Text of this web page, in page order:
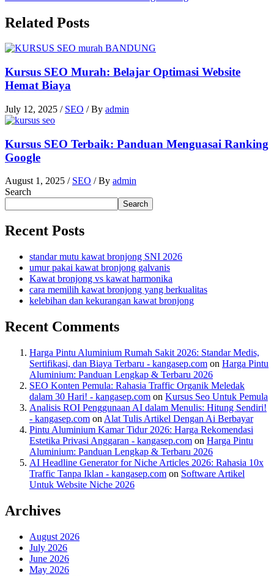
Related Posts
Kursus SEO Murah: Belajar Optimasi Website
Hemat Biaya
July 12, 2025 / SEO / By admin
Kursus SEO Terbaik: Panduan Menguasai Ranking
Google
August 1, 2025 / SEO / By admin
Search
Search
Recent Posts
standar mutu kawat bronjong SNI 2026
umur pakai kawat bronjong galvanis
Kawat bronjong vs kawat harmonika
cara memilih kawat bronjong yang berkualitas
kelebihan dan kekurangan kawat bronjong
Recent Comments
Harga Pintu Aluminium Rumah Sakit 2026: Standar Medis,
Sertifikasi, dan Biaya Terbaru - kangasep.com on Harga Pintu
Aluminium: Panduan Lengkap & Terbaru 2026
SEO Konten Pemula: Rahasia Traffic Organik Meledak
dalam 30 Hari! - kangasep.com on Kursus Seo Untuk Pemula
Analisis ROI Penggunaan AI dalam Menulis: Hitung Sendiri!
- kangasep.com on Alat Tulis Artikel Dengan Ai Berbayar
Pintu Aluminium Kamar Tidur 2026: Harga Rekomendasi
Estetika Privasi Anggaran - kangasep.com on Harga Pintu
Aluminium: Panduan Lengkap & Terbaru 2026
AI Headline Generator for Niche Articles 2026: Rahasia 10x
Traffic Tanpa Iklan - kangasep.com on Software Artikel
Untuk Website Niche 2026
Archives
August 2026
July 2026
June 2026
May 2026